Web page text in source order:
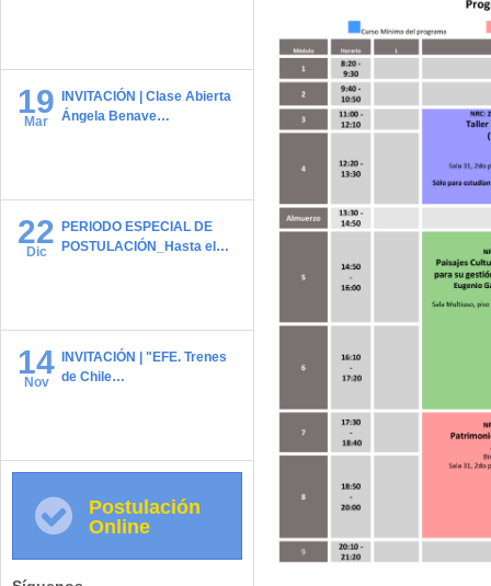
19
Mar
INVITACIÓN | Clase Abierta
Ángela Benave…
22
Dic
PERIODO ESPECIAL DE
POSTULACIÓN_Hasta el…
14
Nov
INVITACIÓN | "EFE. Trenes
de Chile…
Postulación
Online